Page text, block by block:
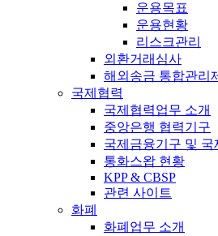
운용목표
운용현황
리스크관리
외환거래심사
해외송금 통합관리
국제협력
국제협력업무 소개
중앙은행 협력기구
국제금융기구 및 국
통화스왑 현황
KPP & CBSP
관련 사이트
화폐
화폐업무 소개